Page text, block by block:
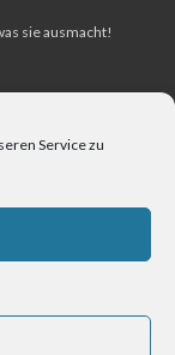
Service zu
sie ausmacht!